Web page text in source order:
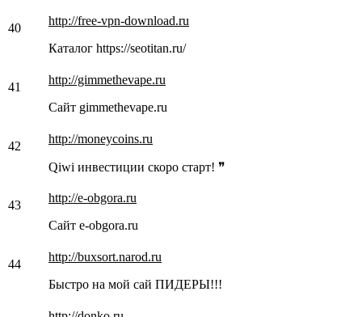
40
http://free-vpn-download.ru
Каталог https://seotitan.ru/
41
http://gimmethevape.ru
Сайт gimmethevape.ru
42
http://moneycoins.ru
Qiwi инвестиции скоро старт! ❞
43
http://e-obgora.ru
Сайт e-obgora.ru
44
http://buxsort.narod.ru
Быстро на мой сай ПИДЕРЫ!!!